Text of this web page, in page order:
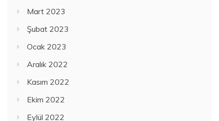
Mart 2023
Şubat 2023
Ocak 2023
Aralık 2022
Kasım 2022
Ekim 2022
Eylül 2022